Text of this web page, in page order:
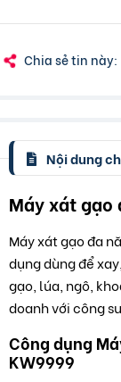
Chia sẻ tin này:
Nội dung
Máy xát gạo
Máy xát gạo đa
dụng dùng để
gạo, lúa, ngô,
doanh với công
Công dụng
KW9999